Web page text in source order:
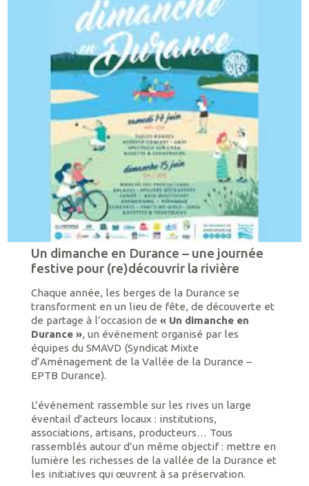
Un dimanche en Durance – une journée
festive pour (re)découvrir la rivière
Chaque année, les berges de la Durance se
transforment en un lieu de fête, de découverte et
de partage à l’occasion de« Un dimanche en
Durance », un événement organisé par les
équipes du SMAVD (Syndicat Mixte
d’Aménagement de la Vallée de la Durance –
EPTB Durance).
L’événement rassemble sur les rives un large
éventail d’acteurs locaux : institutions,
associations, artisans, producteurs… Tous
rassemblés autour d’un même objectif : mettre en
lumière les richesses de la vallée de la Durance et
les initiatives qui œuvrent à sa préservation.